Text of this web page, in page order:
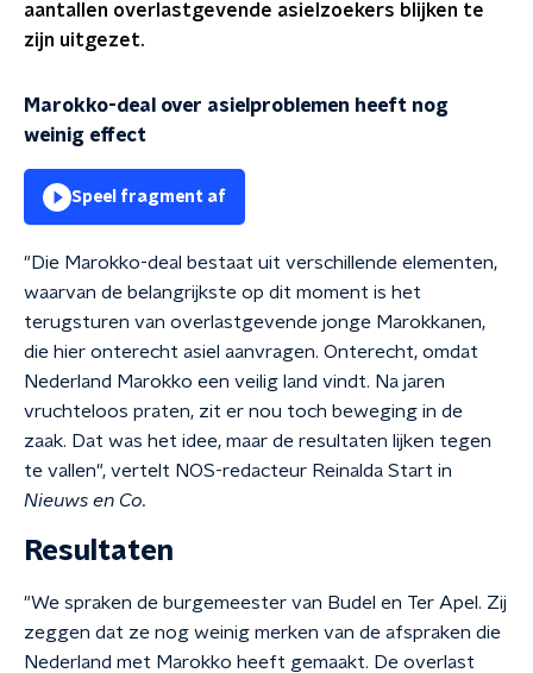
aantallen overlastgevende asielzoekers blijken te
zijn uitgezet.
Marokko-deal over asielproblemen heeft nog
weinig effect
Speel fragment af
"Die Marokko-deal bestaat uit verschillende elementen,
waarvan de belangrijkste op dit moment is het
terugsturen van overlastgevende jonge Marokkanen,
die hier onterecht asiel aanvragen. Onterecht, omdat
Nederland Marokko een veilig land vindt. Na jaren
vruchteloos praten, zit er nou toch beweging in de
zaak. Dat was het idee, maar de resultaten lijken tegen
te vallen", vertelt NOS-redacteur Reinalda Start in
Nieuws en Co.
Resultaten
"We spraken de burgemeester van Budel en Ter Apel. Zij
zeggen dat ze nog weinig merken van de afspraken die
Nederland met Marokko heeft gemaakt. De overlast